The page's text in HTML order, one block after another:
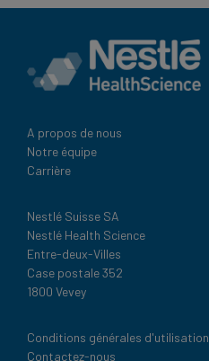
A propos de nous
Notre équipe
Carrière
Nestlé Suisse SA
Nestlé Health Science
Entre-deux-Villes
Case postale 352
1800 Vevey
Legal
Conditions générales d'utilisation
Contactez-nous